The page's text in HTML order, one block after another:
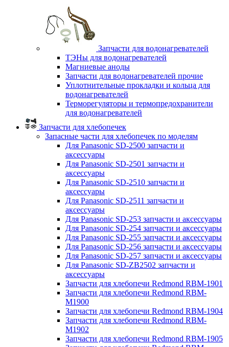
Запчасти для водонагревателей
ТЭНы для водонагревателей
Магниевые аноды
Запчасти для водонагревателей прочие
Уплотнительные прокладки и кольца для
водонагревателей
Терморегуляторы и термопредохранители
для водонагревателей
Запчасти для хлебопечек
Запасные части для хлебопечек по моделям
Для Panasonic SD-2500 запчасти и
аксессуары
Для Panasonic SD-2501 запчасти и
аксессуары
Для Panasonic SD-2510 запчасти и
аксессуары
Для Panasonic SD-2511 запчасти и
аксессуары
Для Panasonic SD-253 запчасти и аксессуары
Для Panasonic SD-254 запчасти и аксессуары
Для Panasonic SD-255 запчасти и аксессуары
Для Panasonic SD-256 запчасти и аксессуары
Для Panasonic SD-257 запчасти и аксессуары
Для Panasonic SD-ZB2502 запчасти и
аксессуары
Запчасти для хлебопечи Redmond RBM-1901
Запчасти для хлебопечи Redmond RBM-
M1900
Запчасти для хлебопечи Redmond RBM-1904
Запчасти для хлебопечи Redmond RBM-
M1902
Запчасти для хлебопечи Redmond RBM-1905